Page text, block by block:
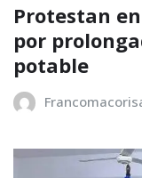
Protestan
por
potable